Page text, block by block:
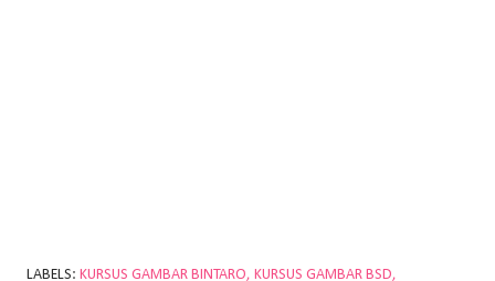
LABELS: KURSUS GAMBAR BINTARO KURSUS GAMBAR BSD